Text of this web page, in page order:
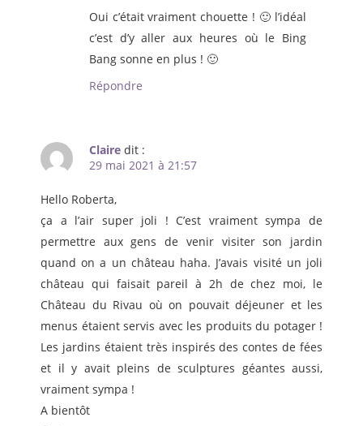
Oui c’était vraiment chouette ! 🙂 l’idéal
c’est d’y aller aux heures où le Bing
Bang sonne en plus ! 🙂
Répondre
Claire dit :
29 mai 2021 à 21:57
Hello Roberta,
ça a l’air super joli ! C’est vraiment sympa de
permettre aux gens de venir visiter son jardin
quand on a un château haha. J’avais visité un joli
château qui faisait pareil à 2h de chez moi, le
Château du Rivau où on pouvait déjeuner et les
menus étaient servis avec les produits du potager !
Les jardins étaient très inspirés des contes de fées
et il y avait pleins de sculptures géantes aussi,
vraiment sympa !
A bientôt